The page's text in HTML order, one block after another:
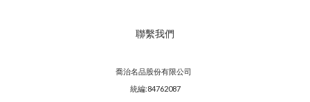
聯繫我們
喬治名品股份有限公司
統編:84762087